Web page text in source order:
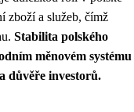
zboží a služeb, čímž
Stabilita polského
měnovém systému
důvěře investorů.